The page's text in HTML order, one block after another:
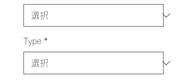
Type *